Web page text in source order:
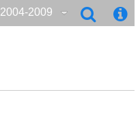
2004-2009